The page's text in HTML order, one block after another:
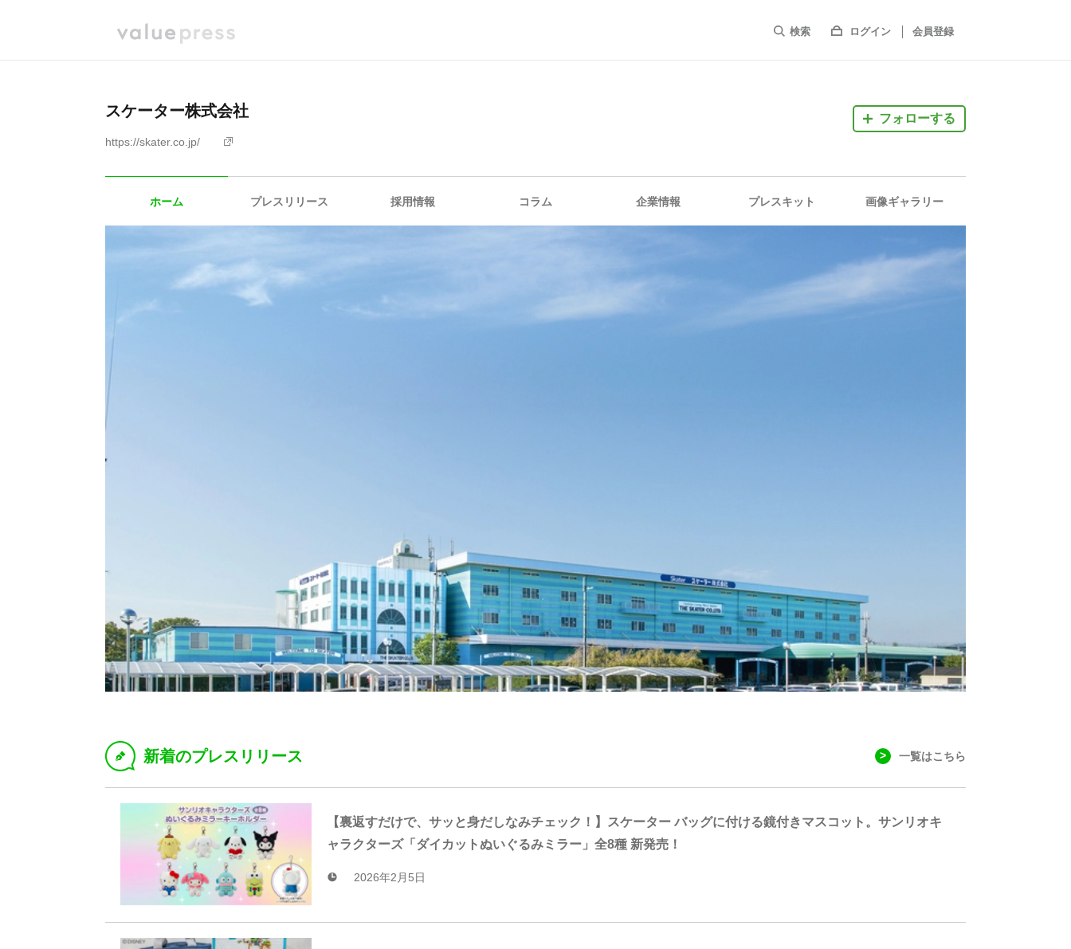
検索 ログイン 会員登録
スケーター株式会社
https://skater.co.jp/
フォローする
ホーム プレスリリース 採用情報 コラム 企業情報 プレスキット 画像ギャラリー
D 新着のプレスリリース 一覧はこちら
【裏返すだけで、サッと身だしなみチェック！】スケーター バッグに付ける鏡付きマスコット。サンリオキ
ャラクターズ「ダイカットぬいぐるみミラー」全8種 新発売！
2026年2月5日